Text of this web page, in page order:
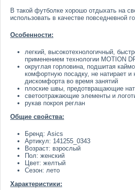
В такой футболке хорошо отдыхать на
использовать в качестве повседневной
Особенности:
легкий, высокотехнологичный,
применением технологии MOTION
округлая горловина, подшитая
комфортную посадку, не натирает и
дискомфорта во время занятий
плоские швы, предотвращающие
светоотражающие элементы и
рукав покроя реглан
Общие свойства:
Бренд: Asics
Артикул: 141255_0343
Возраст: взрослый
Пол: женский
Цвет: желтый
Сезон: лето
Характеристики: